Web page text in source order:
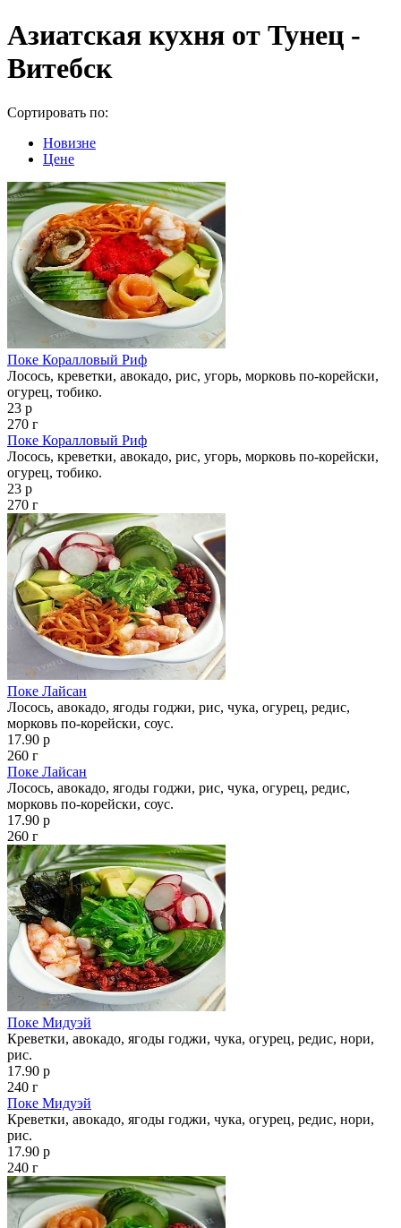
Азиатская кухня от Тунец -
Витебск
Сортировать по:
Новизне
Цене
Поке Коралловый Риф
Лосось, креветки, авокадо, рис, угорь, морковь по-корейски,
огурец, тобико.
23 р
270 г
Поке Коралловый Риф
Лосось, креветки, авокадо, рис, угорь, морковь по-корейски,
огурец, тобико.
23 р
270 г
Поке Лайсан
Лосось, авокадо, ягоды годжи, рис, чука, огурец, редис,
морковь по-корейски, соус.
17.90 р
260 г
Поке Лайсан
Лосось, авокадо, ягоды годжи, рис, чука, огурец, редис,
морковь по-корейски, соус.
17.90 р
260 г
Поке Мидуэй
Креветки, авокадо, ягоды годжи, чука, огурец, редис, нори,
рис.
17.90 р
240 г
Поке Мидуэй
Креветки, авокадо, ягоды годжи, чука, огурец, редис, нори,
рис.
17.90 р
240 г